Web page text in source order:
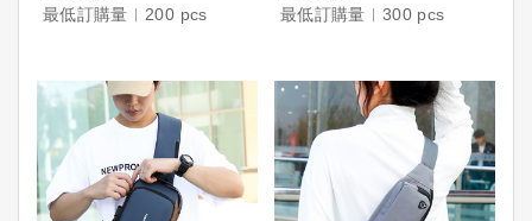
最低訂購量︱200 pcs
最低訂購量︱300 pcs